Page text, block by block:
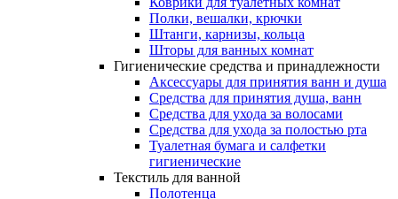
Полки, вешалки, крючки
Штанги, карнизы, кольца
Шторы для ванных комнат
Гигиенические средства и принадлежности
Аксессуары для принятия ванн и душа
Средства для принятия душа, ванн
Средства для ухода за волосами
Средства для ухода за полостью рта
Туалетная бумага и салфетки
гигиенические
Текстиль для ванной
Полотенца